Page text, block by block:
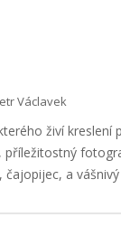
Václavek
živí kreslení
čajopijec, a